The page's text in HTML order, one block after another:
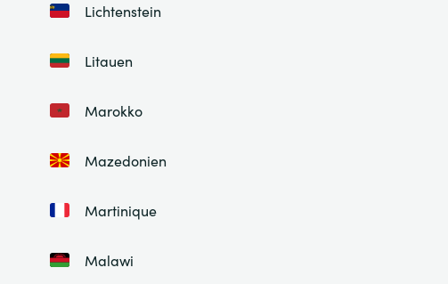
Lichtenstein
Litauen
Marokko
Mazedonien
Martinique
Malawi